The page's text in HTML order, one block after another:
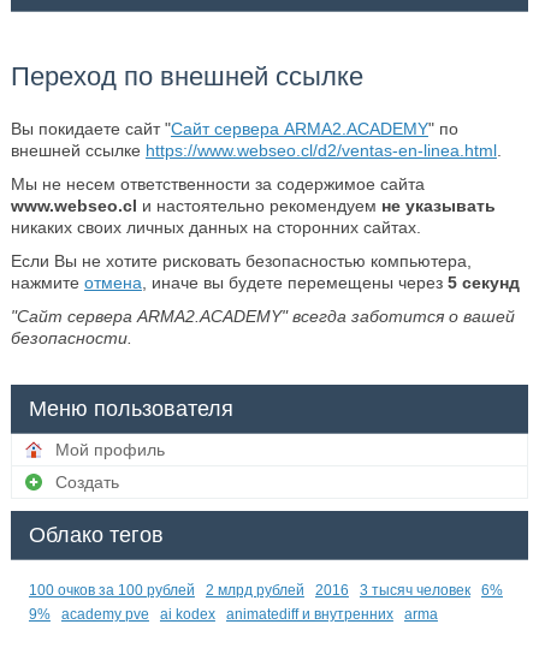
Переход по внешней ссылке
Вы покидаете сайт "Сайт сервера ARMA2.ACADEMY" по
внешней ссылке https://www.webseo.cl/d2/ventas-en-linea.html.
Мы не несем ответственности за содержимое сайта
www.webseo.cl и настоятельно рекомендуем не указывать
никаких своих личных данных на сторонних сайтах.
Если Вы не хотите рисковать безопасностью компьютера,
нажмите отмена , иначе вы будете перемещены через 5секунд
"Сайт сервера ARMA2.ACADEMY" всегда заботится о вашей
безопасности.
Меню пользователя
Мой профиль
Создать
Облако тегов
100 очков за 100 рублей 2 млрд рублей 2016 3 тысяч человек
6%
9%
academy pve ai kodex animatediff и внутренних arma